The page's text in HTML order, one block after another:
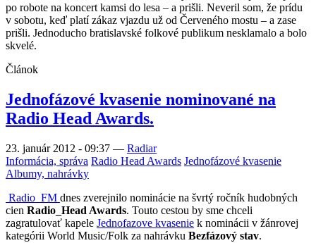
po robote na koncert kamsi do lesa – a prišli. Neveril som, že prídu
v sobotu, keď platí zákaz vjazdu už od Červeného mostu – a zase
prišli. Jednoducho bratislavské folkové publikum nesklamalo a bolo
skvelé.
Článok
Jednofázové kvasenie nominované na
Radio Head Awards.
23. január 2012 - 09:37 — Radiar
Informácia, správa Radio Head Awards Jednofázové kvasenie
Albumy, nahrávky
Radio_FM dnes zverejnilo nominácie na švrtý ročník hudobných
cien Radio_Head Awards. Touto cestou by sme chceli
zagratulovať kapele Jednofazove kvasenie k nominácii v žánrovej
kategórii World Music/Folk za nahrávku Bezfázový stav.